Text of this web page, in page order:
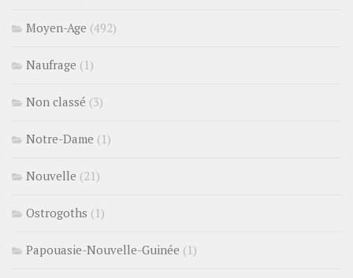
Moyen-Age (492)
Naufrage (1)
Non classé (3)
Notre-Dame (1)
Nouvelle (21)
Ostrogoths (1)
Papouasie-Nouvelle-Guinée (1)